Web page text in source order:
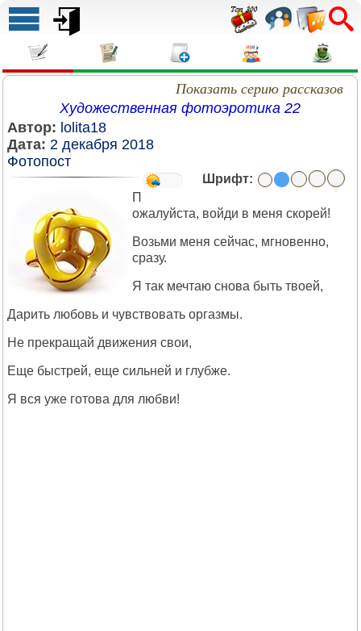
Показать серию рассказов
Художественная фотоэротика 22
Автор: lolita18
Дата: 2 декабря 2018
Фотопост
Шрифт:
П
ожалуйста, войди в меня скорей!
Возьми меня сейчас, мгновенно,
сразу.
Я так мечтаю снова быть твоей,
Дарить любовь и чувствовать оргазмы.
Не прекращай движения свои,
Еще быстрей, еще сильней и глубже.
Я вся уже готова для любви!